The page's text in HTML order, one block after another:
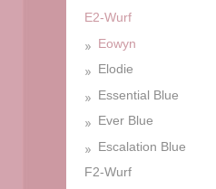
E2-Wurf
Eowyn
Elodie
Essential Blue
Ever Blue
Escalation Blue
F2-Wurf